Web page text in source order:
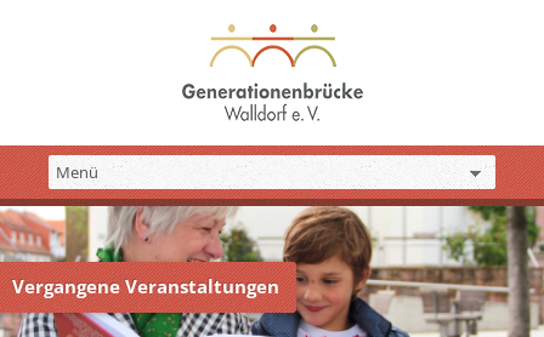
Vergangene Veranstaltungen